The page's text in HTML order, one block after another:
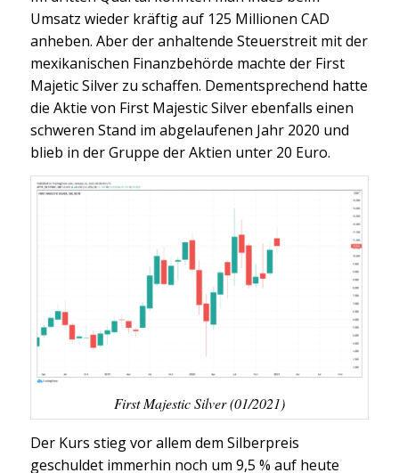
Umsatz wieder kräftig auf 125 Millionen CAD
anheben. Aber der anhaltende Steuerstreit mit der
mexikanischen Finanzbehörde machte der First
Majetic Silver zu schaffen. Dementsprechend hatte
die Aktie von First Majestic Silver ebenfalls einen
schweren Stand im abgelaufenen Jahr 2020 und
blieb in der Gruppe der Aktien unter 20 Euro.
First Majestic Silver (01/2021)
Der Kurs stieg vor allem dem Silberpreis
geschuldet immerhin noch um 9,5 % auf heute